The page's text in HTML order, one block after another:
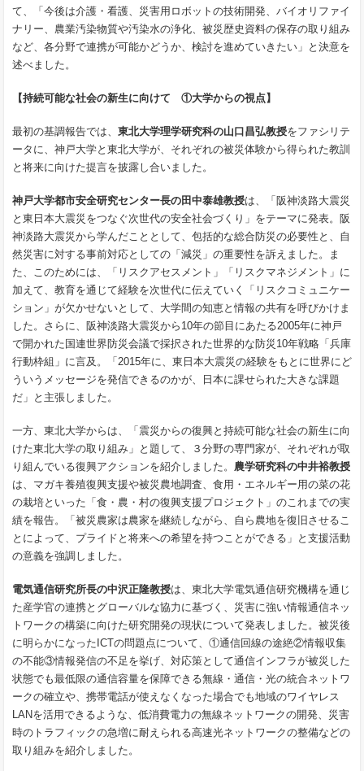
て、「今後は介護・看護、災害用ロボットの技術開発、バイオリファイ
ナリー、農業汚染物質や汚染水の浄化、被災歴史資料の保存の取り組み
など、各分野で連携が可能かどうか、検討を進めていきたい」と決意を
述べました。
【持続可能な社会の新生に向けて ①大学からの視点】
最初の基調報告では、 東北大学理学研究科の山口昌弘教授をファシリテ
ータに、神戸大学と東北大学が、それぞれの被災体験から得られた教訓
と将来に向けた提言を披露し合いました。
神戸大学都市安全研究センター長の田中泰雄教授は、「阪神淡路大震災
と東日本大震災をつなぐ次世代の安全社会づくり」をテーマに発表。阪
神淡路大震災から学んだこととして、包括的な総合防災の必要性と、自
然災害に対する事前対応としての「減災」の重要性を訴えました。ま
た、このためには、「リスクアセスメント」「リスクマネジメント」に
加えて、教育を通じて経験を次世代に伝えていく「リスクコミュニケー
ション」が欠かせないとして、大学間の知恵と情報の共有を呼びかけま
した。さらに、阪神淡路大震災から10年の節目にあたる2005年に神戸
で開かれた国連世界防災会議で採択された世界的な防災10年戦略「兵庫
行動枠組」に言及。「2015年に、東日本大震災の経験をもとに世界にど
ういうメッセージを発信できるのかが、日本に課せられた大きな課題
だ」と主張しました。
一方、東北大学からは、「震災からの復興と持続可能な社会の新生に向
けた東北大学の取り組み」と題して、３分野の専門家が、それぞれが取
り組んでいる復興アクションを紹介しました。 農学研究科の中井裕教授
は、マガキ養殖復興支援や被災農地調査、食用・エネルギー用の菜の花
の栽培といった「食・農・村の復興支援プロジェクト」のこれまでの実
績を報告。「被災農家は農家を継続しながら、自ら農地を復旧させるこ
とによって、プライドと将来への希望を持つことができる」と支援活動
の意義を強調しました。
電気通信研究所長の中沢正隆教授は、東北大学電気通信研究機構を通じ
た産学官の連携とグローバルな協力に基づく、災害に強い情報通信ネッ
トワークの構築に向けた研究開発の現状について発表しました。被災後
に明らかになったICTの問題点について、①通信回線の途絶②情報収集
の不能③情報発信の不足を挙げ、対応策として通信インフラが被災した
状態でも最低限の通信容量を保障できる無線・通信・光の統合ネットワ
ークの確立や、携帯電話が使えなくなった場合でも地域のワイヤレス
LANを活用できるような、低消費電力の無線ネットワークの開発、災害
時のトラフィックの急増に耐えられる高速光ネットワークの整備などの
取り組みを紹介しました。